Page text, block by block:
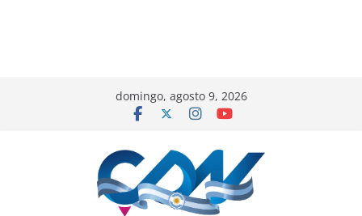
domingo, agosto 9, 2026